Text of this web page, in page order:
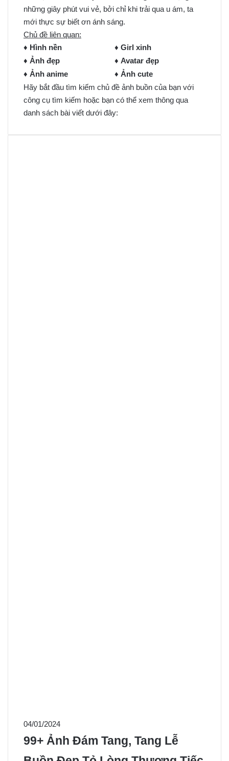
những giây phút vui vẻ, bởi chỉ khi trải qua u ám, ta
mới thực sự biết ơn ánh sáng.
Chủ đề liên quan:
♦ Hình nền ♦ Girl xinh
♦ Ảnh đẹp ♦ Avatar đẹp
♦ Ảnh anime ♦ Ảnh cute
Hãy bắt đầu tìm kiếm chủ đề ảnh buồn của bạn với
công cụ tìm kiếm hoặc bạn có thể xem thông qua
danh sách bài viết dưới đây:
04/01/2024
99+ Ảnh Đám Tang, Tang Lễ